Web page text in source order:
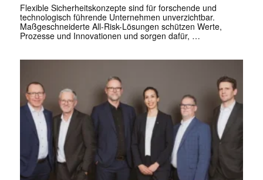
Flexible Sicherheitskonzepte sind für forschende und
technologisch führende Unternehmen unverzichtbar.
Maßgeschneiderte All-Risk-Lösungen schützen Werte,
Prozesse und Innovationen und sorgen dafür, …